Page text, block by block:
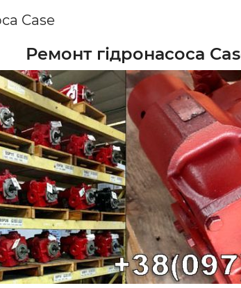
Case
Ремонт гідронасоса